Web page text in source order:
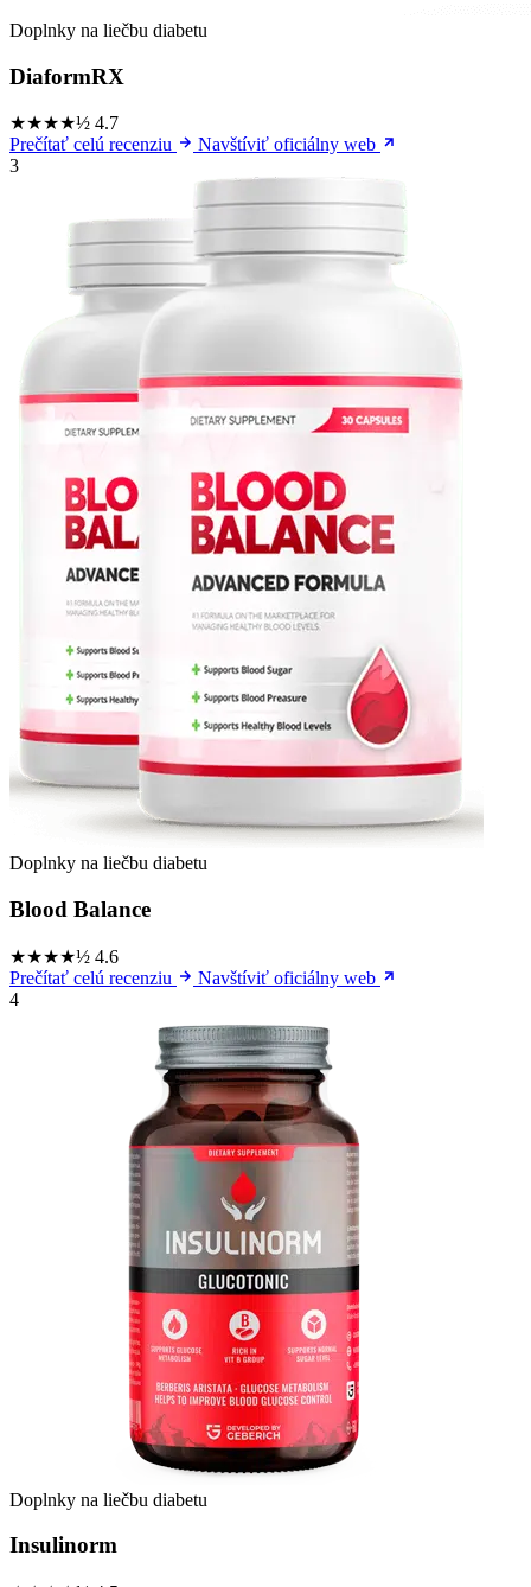
Doplnky na liečbu diabetu
DiaformRX
★★★★½ 4.7
Prečítať celú recenziu
Navštíviť oficiálny web
3
Doplnky na liečbu diabetu
Blood Balance
★★★★½ 4.6
Prečítať celú recenziu
Navštíviť oficiálny web
4
Doplnky na liečbu diabetu
Insulinorm